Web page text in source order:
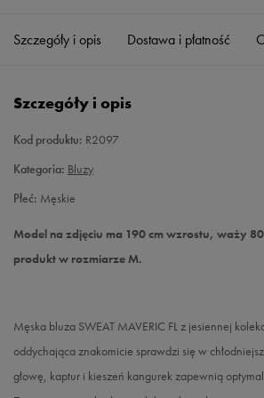
M Powiadom o dostępności
XXL
Szczegóły i opis Dostawa i płatność
Szczegóły i opis
Kod produktu: R2097
Kategoria: Bluzy
Płeć: Męskie
Model na zdjęciu ma 190 cm wzrostu, waży
produkt w rozmiarze M.
Męska bluza SWEAT MAVERIC FL z jesiennej
oddychająca znakomicie sprawdzi się w
głowę, kaptur i kieszeń kangurek zapewnią